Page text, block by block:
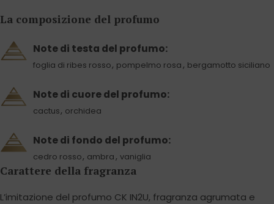
La composizione del profumo
Note di testa del profumo:
foglia di ribes rosso, pompelmo rosa, bergamotto siciliano
Note di cuore del profumo:
cactus, orchidea
Note di fondo del profumo:
cedro rosso, ambra , vaniglia
Carattere della fragranza
L’imitazione del profumo CK IN2U, fragranza agrumata e